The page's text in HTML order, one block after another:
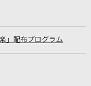
」配布プログラム